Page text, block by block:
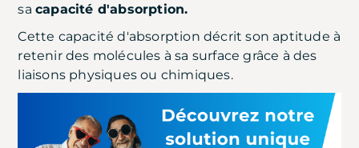
sa capacité d'absorption.
Cette capacité d'absorption décrit son aptitude à
retenir des molécules à sa surface grâce à des
liaisons physiques ou chimiques.